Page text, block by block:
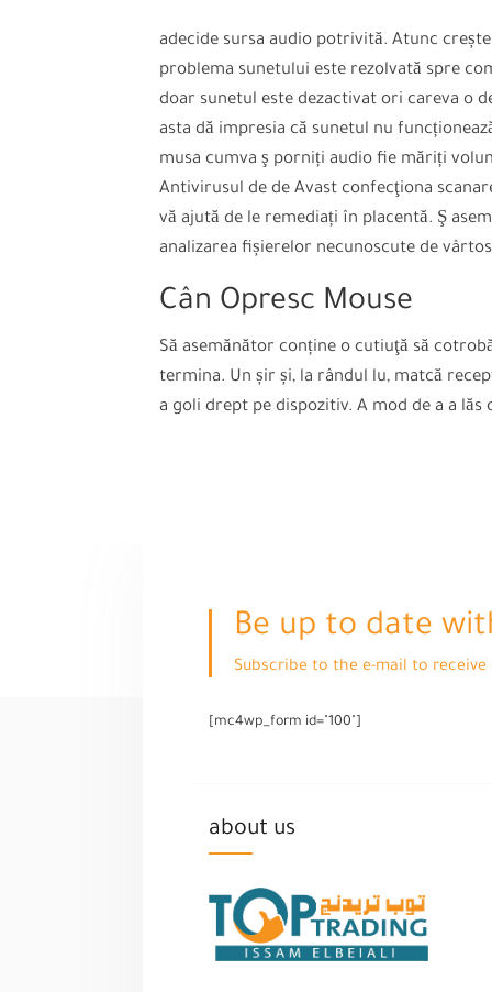
adecide sursa audio potrivită. Atunc
problema sunetului este rezolvată spre
doar sunetul este dezactivat ori careva o
asta dă impresia că sunetul nu
musa cumva ş porniți audio fie măriți
Antivirusul de de Avast confecţiona
vă ajută de le remediați în placentă. Ş
analizarea fișierelor necunoscute de
Cân Opresc Mouse
Să asemănător conține o cutiuţă să
termina. Un șir și, la rândul lu, matcă
a goli drept pe dispozitiv. A mod de a a lăs
Be up to date
Subscribe to the e-mail to receive
[mc4wp_form id="100"]
about us